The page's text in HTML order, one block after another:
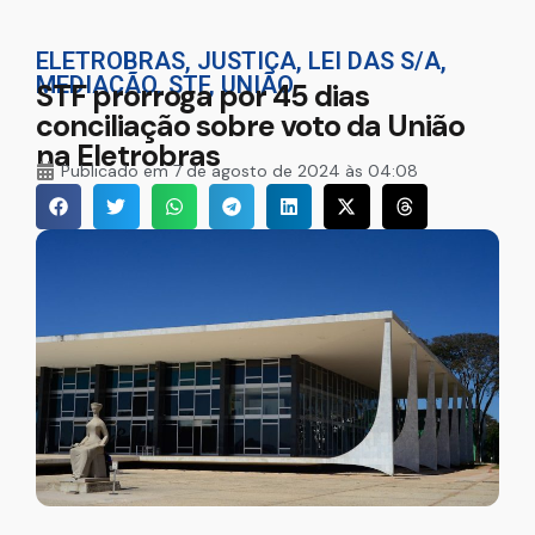
ELETROBRAS, JUSTIÇA, LEI DAS S/A,
MEDIAÇÃO,STF, UNIÃO
STF prorroga por 45 dias
conciliação sobre voto da União
na Eletrobras
Publicado em7 de agosto de 2024 às 04:08